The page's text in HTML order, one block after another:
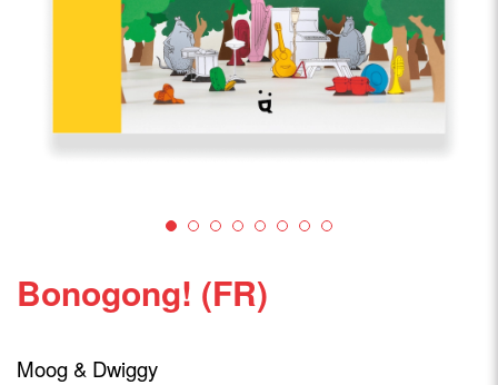
Bonogong! (FR)
Moog & Dwiggy